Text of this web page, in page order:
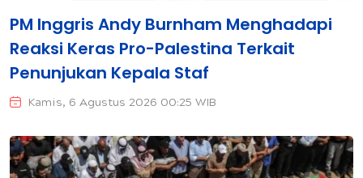
PM Inggris Andy Burnham Menghadapi
Reaksi Keras Pro-Palestina Terkait
Penunjukan Kepala Staf
Kamis, 6 Agustus 2026 00:25 WIB